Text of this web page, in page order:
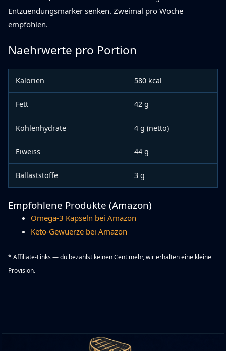
Entzuendungsmarker senken. Zweimal pro Woche
empfohlen.
Naehrwerte pro Portion
Kalorien 580 kcal
Fett 42 g
Kohlenhydrate 4 g (netto)
Eiweiss 44 g
Ballaststoffe 3 g
Empfohlene Produkte (Amazon)
Omega-3 Kapseln bei Amazon
Keto-Gewuerze bei Amazon
* Affiliate-Links — du bezahlst keinen Cent mehr, wir erhalten eine kleine
Provision.